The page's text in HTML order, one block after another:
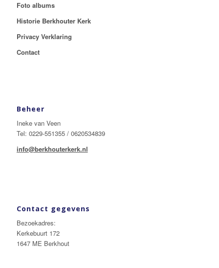
Foto albums
Historie Berkhouter Kerk
Privacy Verklaring
Contact
Beheer
Ineke van Veen
Tel: 0229-551355 / 0620534839
info@berkhouterkerk.nl
Contact gegevens
Bezoekadres:
Kerkebuurt 172
1647 ME Berkhout